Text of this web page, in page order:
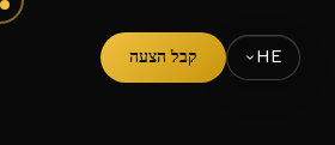
HE קבל הצעה